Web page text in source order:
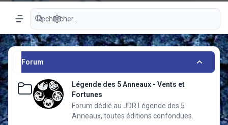
Navigation menu
Recherche avancée
Forum
Légende des 5 Anneaux - Vents et
Fortunes
Forum dédié au JDR Légende des 5
Anneaux, toutes éditions confondues.